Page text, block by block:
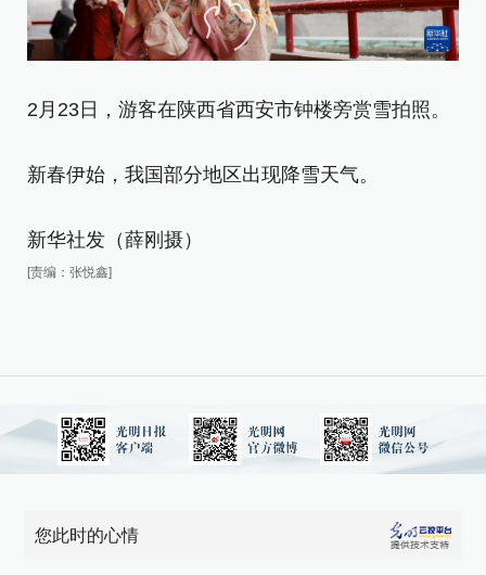
2月23日，游客在陕西省西安市钟楼旁赏雪拍照。
新春伊始，我国部分地区出现降雪天气。
新华社发（薛刚摄）
[责编：张悦鑫]
您此时的心情